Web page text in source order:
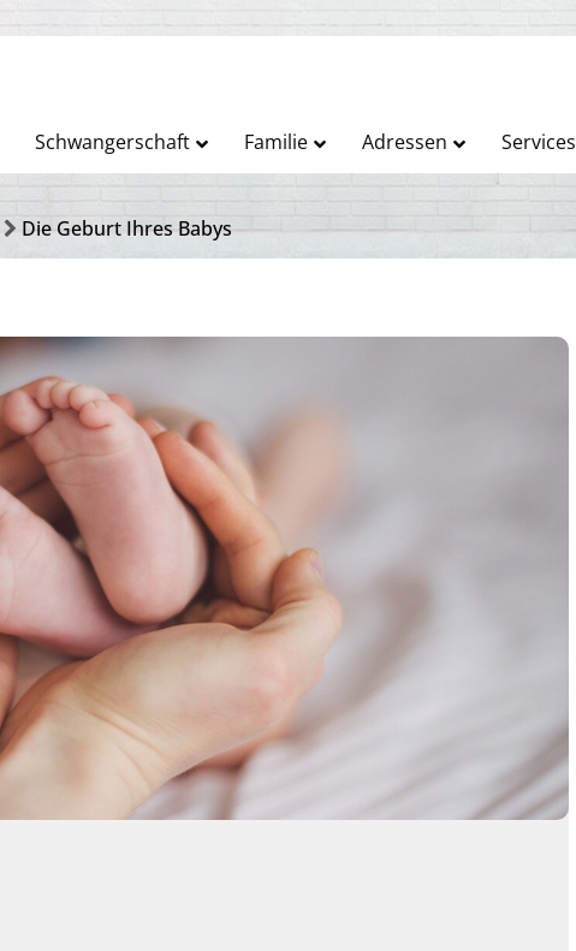
Schwangerschaft Familie Adressen Services
Die Geburt Ihres Babys